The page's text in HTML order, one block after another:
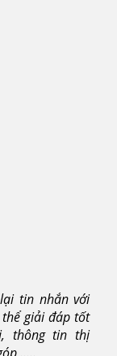
tin nhắn với
giải đáp tốt
thông tin thị